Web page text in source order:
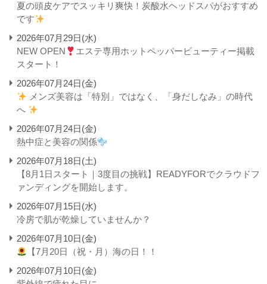
夏の頭皮ケアでスッキリ爽快！炭酸水ヘッドスパがおすすめ
です
2026年07月29日(水)
NEW OPEN
エステ専用ホットペッパービューティー掲載
スタート！
2026年07月24日(金)
メンズ美容は「特別」ではなく、「身だしなみ」の時代
へ
2026年07月24日(金)
熱中症と美容の関係
2026年07月18日(土)
【8月1日スタート｜3度目の挑戦】READYFORでクラウドフ
ァンディングを開始します。
2026年07月15日(水)
冷房で肌が乾燥していませんか？
2026年07月10日(金)
【7月20日（祝・月）海の日！！
2026年07月10日(金)